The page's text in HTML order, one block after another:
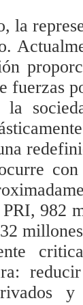
la
fuerzas
la
982